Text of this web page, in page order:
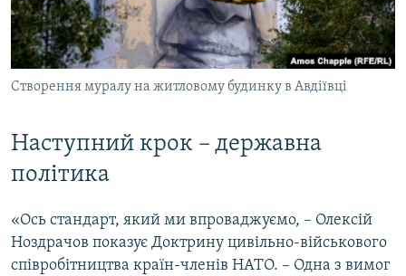
Створення муралу на житловому будинку в Авдіївці
Наступний крок – державна
політика
«Ось стандарт, який ми впроваджуємо, – Олексій
Ноздрачов показує Доктрину цивільно-військового
співробітництва країн-членів НАТО. – Одна з вимог